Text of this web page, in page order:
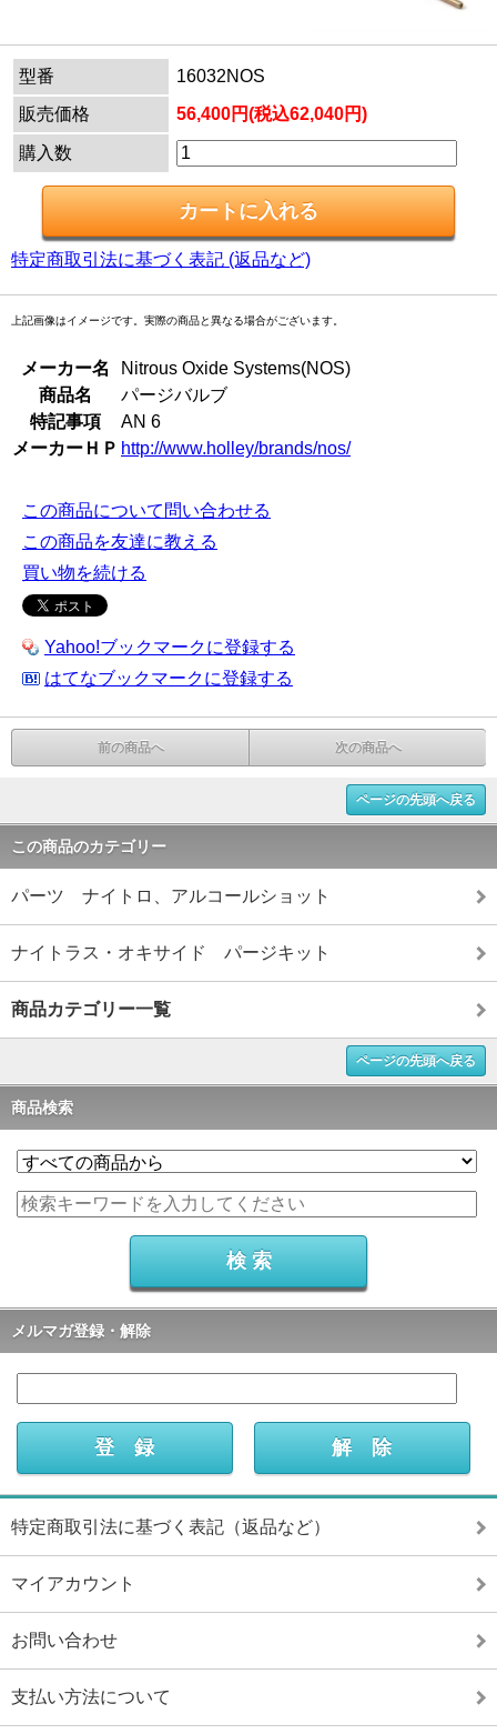
型番
16032NOS
販売価格
56,400円(税込62,040円)
購入数
特定商取引法に基づく表記 (返品など)
上記画像はイメージです。実際の商品と異なる場合がございます。
メーカー名
Nitrous Oxide Systems(NOS)
商品名
パージバルブ
特記事項
AN 6
メーカーＨＰ http://www.holley/brands/nos/
この商品について問い合わせる
この商品を友達に教える
買い物を続ける
Yahoo!ブックマークに登録する
はてなブックマークに登録する
前の商品へ 次の商品へ
ページの先頭へ戻る
この商品のカテゴリー
パーツ ナイトロ、アルコールショット
ナイトラス・オキサイド パージキット
商品カテゴリー一覧
ページの先頭へ戻る
商品検索
メルマガ登録・解除
特定商取引法に基づく表記（返品など）
マイアカウント
お問い合わせ
支払い方法について